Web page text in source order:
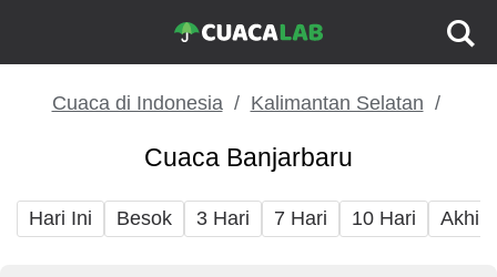
Cuaca di Indonesia Kalimantan Selatan
Cuaca Banjarbaru
Hari Ini Besok 3 Hari 7 Hari 10 Hari Akhir